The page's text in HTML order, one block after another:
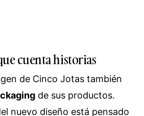
cuenta historias
de Cinco Jotas también
de sus productos.
nuevo diseño está pensado